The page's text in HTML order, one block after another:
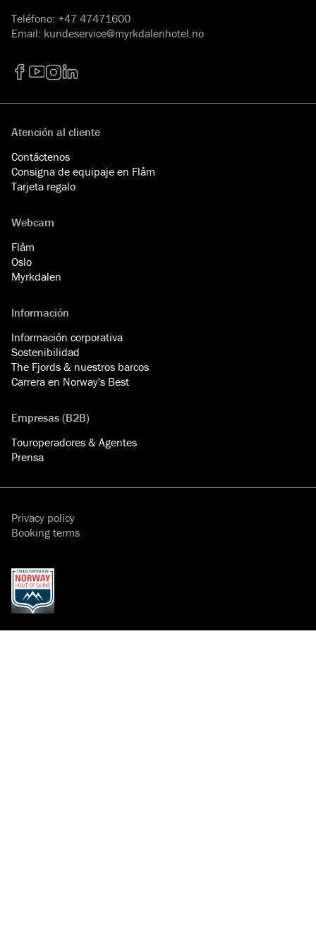
Teléfono: +47 47471600
Email: kundeservice@myrkdalenhotel.no
Atención al cliente
Contáctenos
Consigna de equipaje en Flåm
Tarjeta regalo
Webcam
Flåm
Oslo
Myrkdalen
Información
Información corporativa
Sostenibilidad
The Fjords & nuestros barcos
Carrera en Norway's Best
Empresas (B2B)
Touroperadores & Agentes
Prensa
Privacy policy
Booking terms